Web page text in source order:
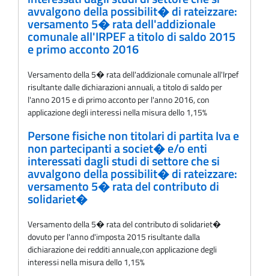
avvalgono della possibilit� di rateizzare:
versamento 5� rata dell'addizionale
comunale all'IRPEF a titolo di saldo 2015
e primo acconto 2016
Versamento della 5� rata dell'addizionale comunale all'Irpef
risultante dalle dichiarazioni annuali, a titolo di saldo per
l'anno 2015 e di primo acconto per l'anno 2016, con
applicazione degli interessi nella misura dello 1,15%
Persone fisiche non titolari di partita Iva e
non partecipanti a societ� e/o enti
interessati dagli studi di settore che si
avvalgono della possibilit� di rateizzare:
versamento 5� rata del contributo di
solidariet�
Versamento della 5� rata del contributo di solidariet�
dovuto per l'anno d'imposta 2015 risultante dalla
dichiarazione dei redditi annuale,con applicazione degli
interessi nella misura dello 1,15%